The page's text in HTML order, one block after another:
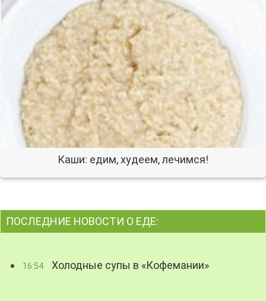
Каши: едим, худеем, лечимся!
ПОСЛЕДНИЕ НОВОСТИ О ЕДЕ:
16:54 Холодные супы в «Кофемании»